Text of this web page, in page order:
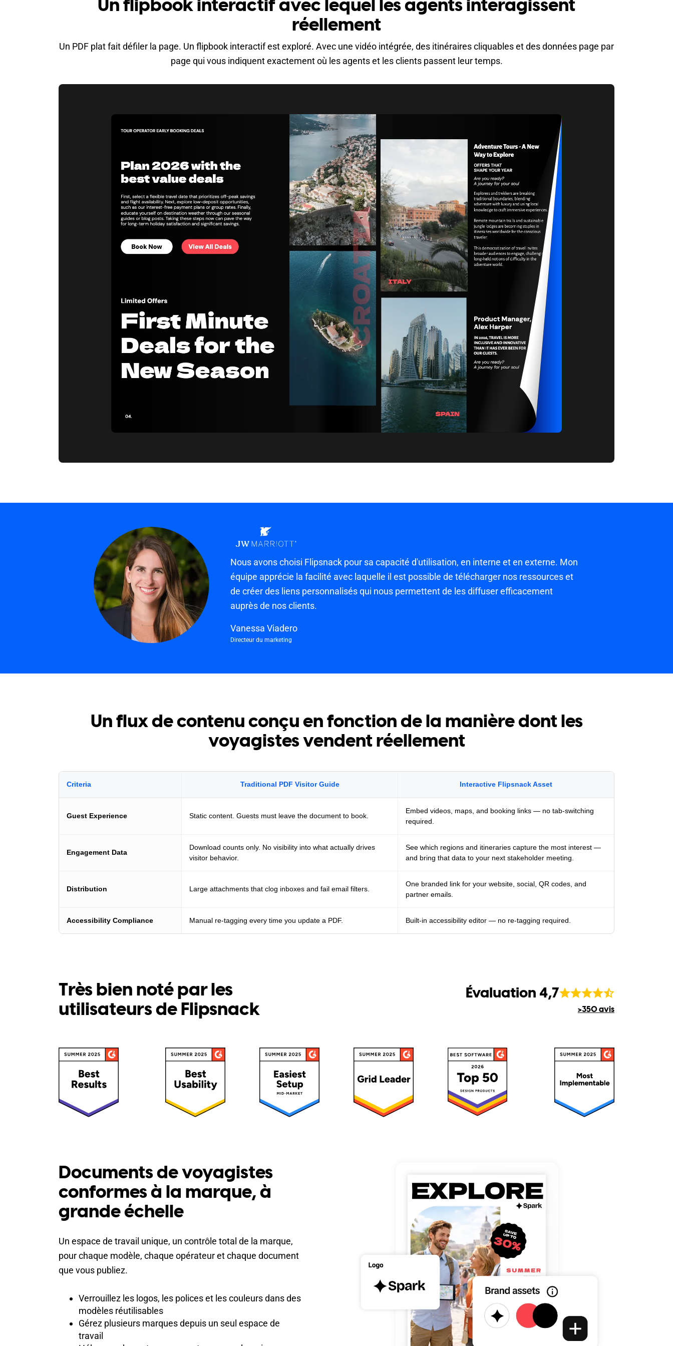
Un flipbook interactif avec lequel les agents interagissent
réellement
Un PDF plat fait défiler la page. Un flipbook interactif est exploré. Avec une vidéo intégrée, des itinéraires cliquables et des données page par
page qui vous indiquent exactement où les agents et les clients passent leur temps.
Nous avons choisi Flipsnack pour sa capacité d'utilisation, en interne et en externe. Mon
équipe apprécie la facilité avec laquelle il est possible de télécharger nos ressources et
de créer des liens personnalisés qui nous permettent de les diffuser efficacement
auprès de nos clients.
Vanessa Viadero
Directeur du marketing
Un flux de contenu conçu en fonction de la manière dont les
voyagistes vendent réellement
Criteria Traditional PDF Visitor Guide Interactive Flipsnack Asset
Guest Experience Static content. Guests must leave the document to book.
Embed videos, maps, and booking links — no tab-switching
required.
Engagement Data
Download counts only. No visibility into what actually drives
visitor behavior.
See which regions and itineraries capture the most interest —
and bring that data to your next stakeholder meeting.
Distribution Large attachments that clog inboxes and fail email filters.
One branded link for your website, social, QR codes, and
partner emails.
Accessibility Compliance Manual re-tagging every time you update a PDF. Built-in accessibility editor — no re-tagging required.
Très bien noté par les
utilisateurs de Flipsnack
Évaluation 4,7
>350 avis
Documents de voyagistes
conformes à la marque, à
grande échelle
Un espace de travail unique, un contrôle total de la marque,
pour chaque modèle, chaque opérateur et chaque document
que vous publiez.
Verrouillez les logos, les polices et les couleurs dans des
modèles réutilisables
Gérez plusieurs marques depuis un seul espace de
travail